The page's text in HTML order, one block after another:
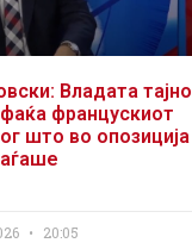
Владата тајно
францускиот
што во опозиција
20:05